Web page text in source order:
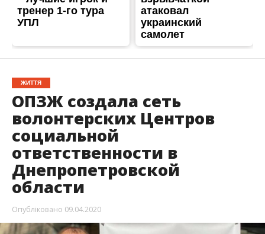
ЖИТТЯ
ОПЗЖ создала сеть
волонтерских Центров
социальной
ответственности в
Днепропетровской
области
Опубліковано 09.04.2020